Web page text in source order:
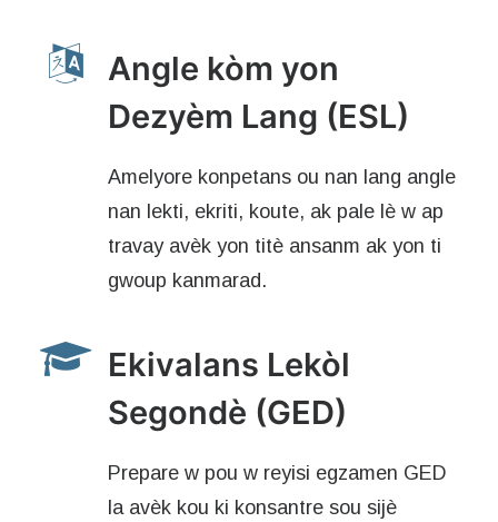
Angle kòm yon
Dezyèm Lang (ESL)
Amelyore konpetans ou nan lang angle
nan lekti, ekriti, koute, ak pale lè w ap
travay avèk yon titè ansanm ak yon ti
gwoup kanmarad.
Ekivalans Lekòl
Segondè (GED)
Prepare w pou w reyisi egzamen GED
la avèk kou ki konsantre sou sijè